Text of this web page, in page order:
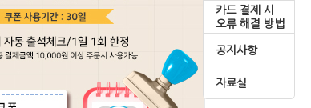
카드 결제 시
오류 해결 방법
공지사항
자료실